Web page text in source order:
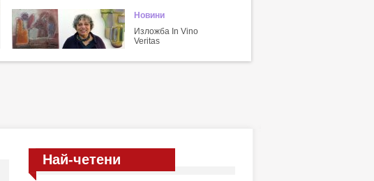
Новини
Изложба In Vino
Veritas
Най-четени